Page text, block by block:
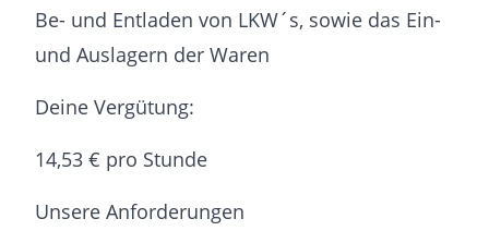
Be- und Entladen von LKW´s, sowie das Ein-
und Auslagern der Waren
Deine Vergütung:
14,53 € pro Stunde
Unsere Anforderungen